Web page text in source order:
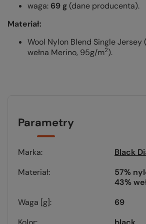
waga: 69g(dane producenta).
Materiał:
Wool Nylon Blend Single Jersey
wełna Merino, 95g/m2).
Parametry
Marka
Black
Materiał
57%
43%
Waga [g]
69